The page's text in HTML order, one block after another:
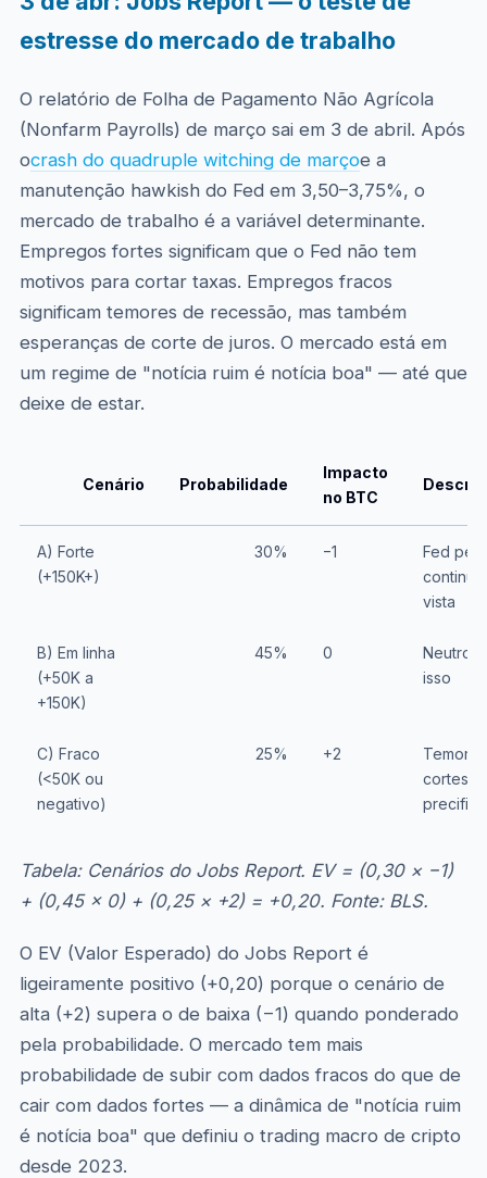
estresse do mercado de trabalho
O relatório de Folha de Pagamento Não Agrícola
(Nonfarm Payrolls) de março sai em 3 de abril. Após
ocrash do quadruple witching de marçoe a
manutenção hawkish do Fed em 3,50–3,75%, o
mercado de trabalho é a variável determinante.
Empregos fortes significam que o Fed não tem
motivos para cortar taxas. Empregos fracos
significam temores de recessão, mas também
esperanças de corte de juros. O mercado está em
um regime de "notícia ruim é notícia boa" — até que
deixe de estar.
Cenário Probabilidade
Impacto
no BTC
A) Forte
(+150K+)
30% −1
Fed
vista
B) Em linha
(+50K a
+150K)
45% 0
Neutro
isso
C) Fraco
(<50K ou
negativo)
25% +2
cortes
Tabela: Cenários do Jobs Report. EV = (0,30 × −1)
+ (0,45 × 0) + (0,25 × +2) = +0,20. Fonte: BLS.
O EV (Valor Esperado) do Jobs Report é
ligeiramente positivo (+0,20) porque o cenário de
alta (+2) supera o de baixa (−1) quando ponderado
pela probabilidade. O mercado tem mais
probabilidade de subir com dados fracos do que de
cair com dados fortes — a dinâmica de "notícia ruim
é notícia boa" que definiu o trading macro de cripto
desde 2023.